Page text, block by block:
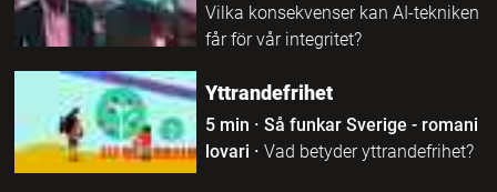
Vilka konsekvenser kan AI-tekniken
får för vår integritet?
Yttrandefrihet
5 min · Så funkar Sverige - romani
lovari · Vad betyder yttrandefrihet?